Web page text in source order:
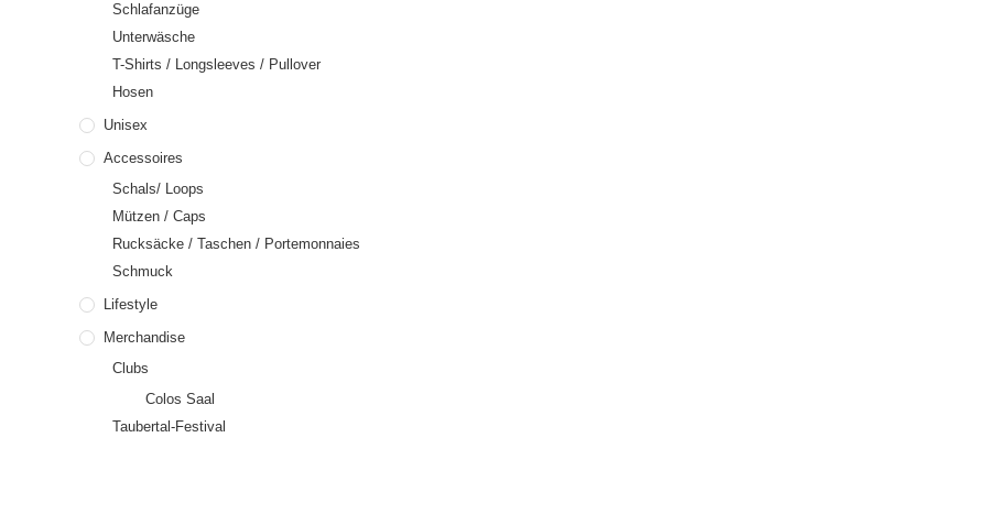
Schlafanzüge
Unterwäsche
T-Shirts / Longsleeves / Pullover
Hosen
Unisex
Accessoires
Schals/ Loops
Mützen / Caps
Rucksäcke / Taschen / Portemonnaies
Schmuck
Lifestyle
Merchandise
Clubs
Colos Saal
Taubertal-Festival